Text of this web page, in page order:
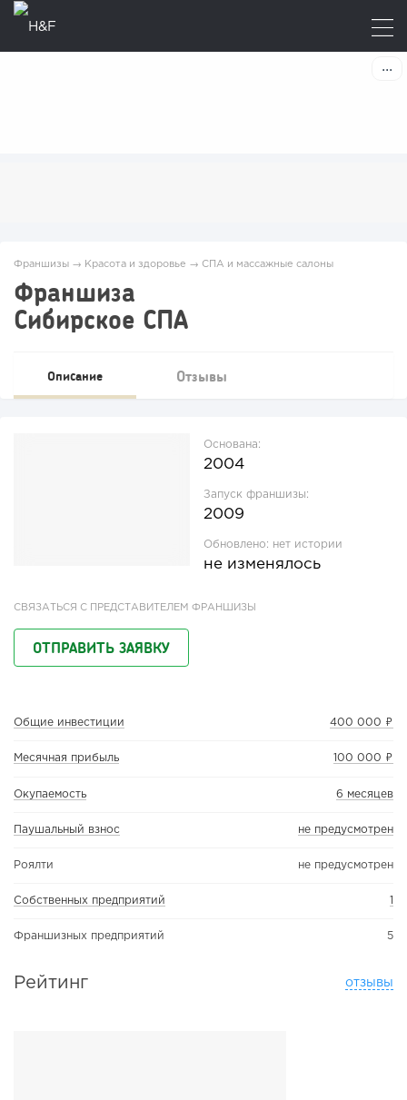
Франшизы → Красота и здоровье → СПА и массажные салоны
Франшиза
Сибирское СПА
Описание Отзывы
Основана:
2004
Запуск франшизы:
2009
Обновлено: нет истории
не изменялось
СВЯЗАТЬСЯ С ПРЕДСТАВИТЕЛЕМ ФРАНШИЗЫ
ОТПРАВИТЬ ЗАЯВКУ
Общие инвестиции 400 000 ₽
Месячная прибыль 100 000 ₽
Окупаемость 6 месяцев
Паушальный взнос не предусмотрен
Роялти не предусмотрен
Собственных предприятий 1
Франшизных предприятий 5
Рейтинг отзывы